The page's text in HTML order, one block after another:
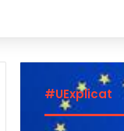
#UExplicat